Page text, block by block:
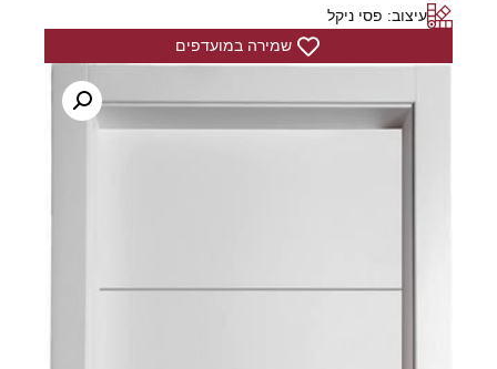
עיצוב: פסי ניקל
שמירה במועדפים